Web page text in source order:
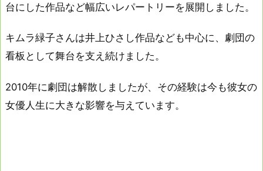
台にした作品など幅広いレパートリーを展開しました。
キムラ緑子さんは井上ひさし作品なども中心に、劇団の
看板として舞台を支え続けました。
2010年に劇団は解散しましたが、その経験は今も彼女の
女優人生に大きな影響を与えています。